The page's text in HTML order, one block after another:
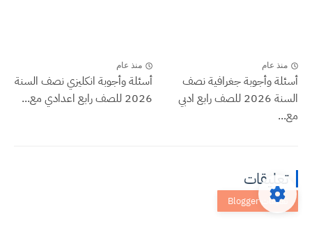
منذ عام
أسئلة وأجوبة جغرافية نصف
السنة 2026 للصف رابع ادبي
مع...
منذ عام
أسئلة وأجوبة انكليزي نصف السنة
2026 للصف رابع اعدادي مع...
تعليقات